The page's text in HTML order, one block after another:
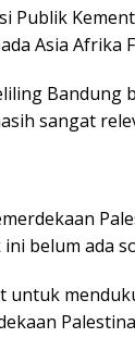
Publik
Asia Afrika
Bandung
sangat
belum ada
untuk